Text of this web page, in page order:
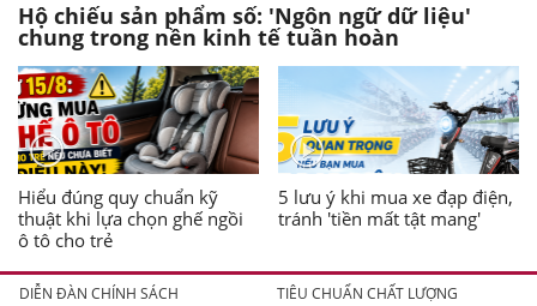
Hộ chiếu sản phẩm số: 'Ngôn ngữ dữ liệu'
chung trong nền kinh tế tuần hoàn
Hiểu đúng quy chuẩn kỹ
thuật khi lựa chọn ghế ngồi
ô tô cho trẻ
5 lưu ý khi mua xe đạp điện,
tránh 'tiền mất tật mang'
DIỄN ĐÀN CHÍNH SÁCH
TIÊU CHUẨN CHẤT LƯỢNG